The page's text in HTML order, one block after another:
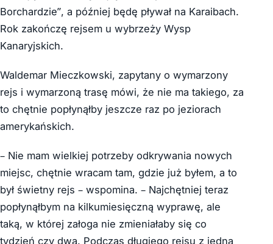
Borchardzie”, a później będę pływał na Karaibach.
Rok zakończę rejsem u wybrzeży Wysp
Kanaryjskich.
Waldemar Mieczkowski, zapytany o wymarzony
rejs i wymarzoną trasę mówi, że nie ma takiego, za
to chętnie popłynąłby jeszcze raz po jeziorach
amerykańskich.
– Nie mam wielkiej potrzeby odkrywania nowych
miejsc, chętnie wracam tam, gdzie już byłem, a to
był świetny rejs – wspomina. – Najchętniej teraz
popłynąłbym na kilkumiesięczną wyprawę, ale
taką, w której załoga nie zmieniałaby się co
tydzień czy dwa. Podczas długiego rejsu z jedną